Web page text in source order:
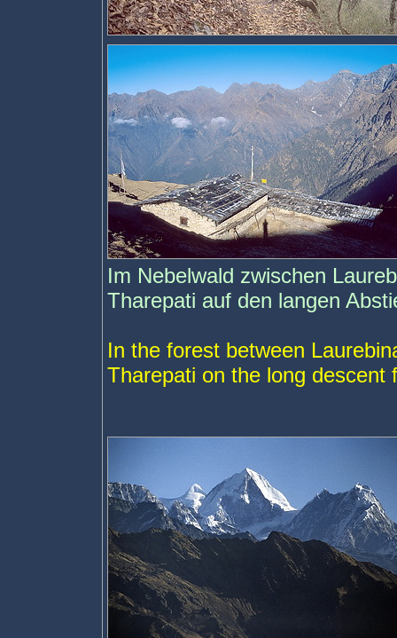
Im Nebelwald zwischen
Tharepati auf den langen
In the forest between
Tharepati on the long descent